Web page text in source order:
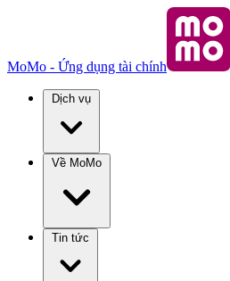
MoMo - Ứng dụng tài chính
Dịch vụ
Về MoMo
Tin tức